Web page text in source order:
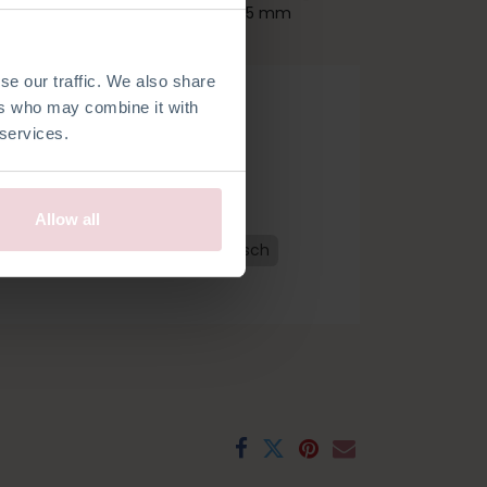
our traffic. We also share
who may combine it with
Allow all
26 cm lang und wird mit 2,5 mm
Französisch
Spanisch